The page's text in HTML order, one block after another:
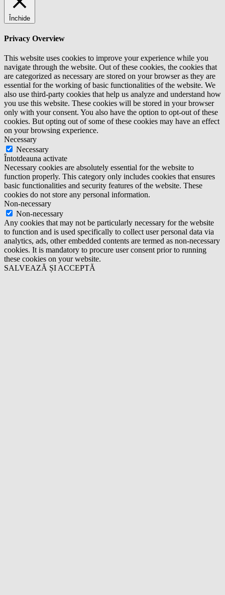
Închide
Privacy Overview
This website uses cookies to improve your experience while you
navigate through the website. Out of these cookies, the cookies that
are categorized as necessary are stored on your browser as they are
essential for the working of basic functionalities of the website. We
also use third-party cookies that help us analyze and understand how
you use this website. These cookies will be stored in your browser
only with your consent. You also have the option to opt-out of these
cookies. But opting out of some of these cookies may have an effect
on your browsing experience.
Necessary
Necessary
Întotdeauna activate
Necessary cookies are absolutely essential for the website to
function properly. This category only includes cookies that ensures
basic functionalities and security features of the website. These
cookies do not store any personal information.
Non-necessary
Non-necessary
Any cookies that may not be particularly necessary for the website
to function and is used specifically to collect user personal data via
analytics, ads, other embedded contents are termed as non-necessary
cookies. It is mandatory to procure user consent prior to running
these cookies on your website.
SALVEAZĂ ȘI ACCEPTĂ